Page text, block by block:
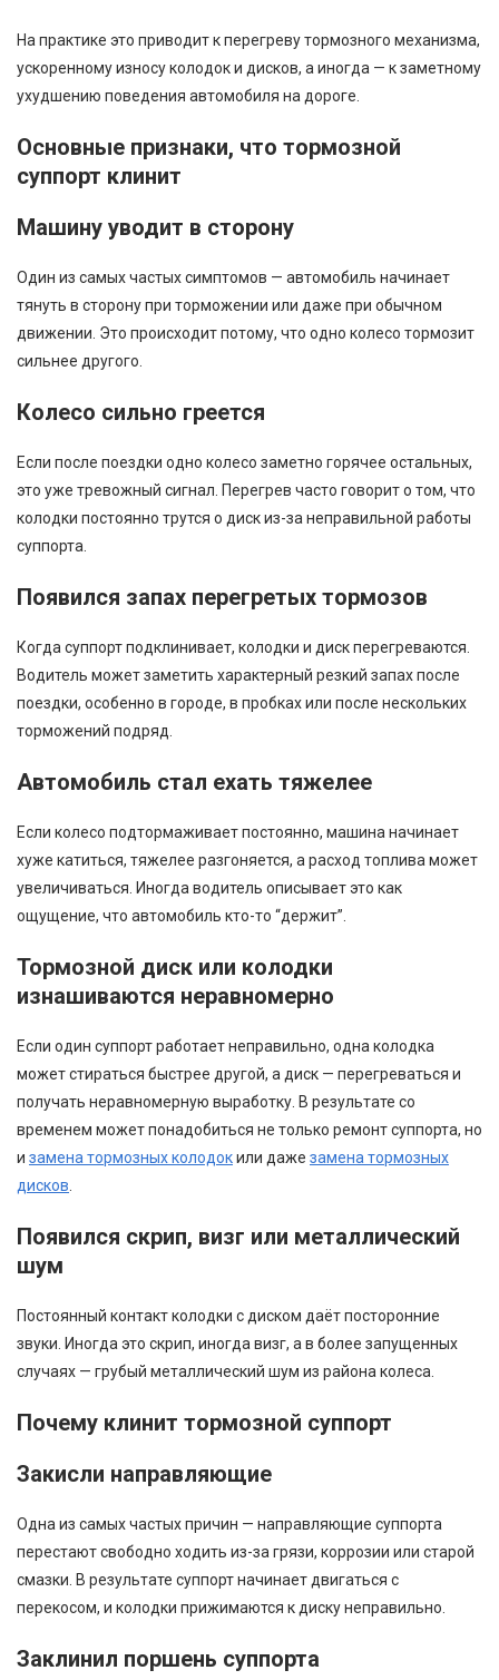
На практике это приводит к перегреву тормозного механизма,
ускоренному износу колодок и дисков, а иногда — к заметному
ухудшению поведения автомобиля на дороге.
Основные признаки, что тормозной
суппорт клинит
Машину уводит в сторону
Один из самых частых симптомов — автомобиль начинает
тянуть в сторону при торможении или даже при обычном
движении. Это происходит потому, что одно колесо тормозит
сильнее другого.
Колесо сильно греется
Если после поездки одно колесо заметно горячее остальных,
это уже тревожный сигнал. Перегрев часто говорит о том, что
колодки постоянно трутся о диск из-за неправильной работы
суппорта.
Появился запах перегретых тормозов
Когда суппорт подклинивает, колодки и диск перегреваются.
Водитель может заметить характерный резкий запах после
поездки, особенно в городе, в пробках или после нескольких
торможений подряд.
Автомобиль стал ехать тяжелее
Если колесо подтормаживает постоянно, машина начинает
хуже катиться, тяжелее разгоняется, а расход топлива может
увеличиваться. Иногда водитель описывает это как
ощущение, что автомобиль кто-то “держит”.
Тормозной диск или колодки
изнашиваются неравномерно
Если один суппорт работает неправильно, одна колодка
может стираться быстрее другой, а диск — перегреваться и
получать неравномерную выработку. В результате со
временем может понадобиться не только ремонт суппорта, но
и замена тормозных колодокили даже замена тормозных
дисков
Появился скрип, визг или металлический
шум
Постоянный контакт колодки с диском даёт посторонние
звуки. Иногда это скрип, иногда визг, а в более запущенных
случаях — грубый металлический шум из района колеса.
Почему клинит тормозной суппорт
Закисли направляющие
Одна из самых частых причин — направляющие суппорта
перестают свободно ходить из-за грязи, коррозии или старой
смазки. В результате суппорт начинает двигаться с
перекосом, и колодки прижимаются к диску неправильно.
Заклинил поршень суппорта